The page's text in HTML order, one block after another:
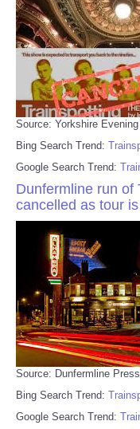
Source: Yorkshire
Bing Search Trend:
Google Search Trend:
Dunfermline run of
cancelled as tour
Source: Dunfermline Press
Bing Search Trend:
Google Search Trend: